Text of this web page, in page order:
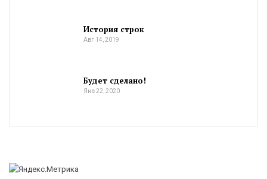
История строк
Авг 14, 2019
Будет сделано!
Янв 22, 2020